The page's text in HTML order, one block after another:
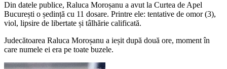
Din datele publice, Raluca Moroșanu a avut la Curtea de Apel
București o ședință cu 11 dosare. Printre ele: tentative de omor (3),
viol, lipsire de libertate și tâlhărie calificată.
Judecătoarea Raluca Moroșanu a ieșit după două ore, moment în
care numele ei era pe toate buzele.